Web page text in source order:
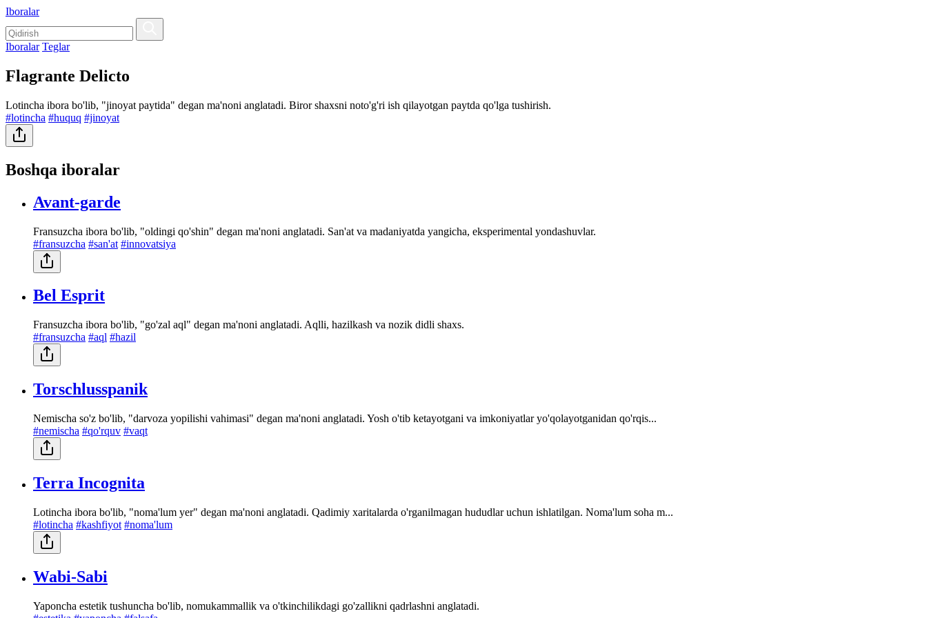
Iboralar
Iboralar Teglar
Flagrante Delicto
Lotincha ibora bo'lib, "jinoyat paytida" degan ma'noni anglatadi. Biror shaxsni noto'g'ri ish qilayotgan paytda qo'lga tushirish.
#lotincha #huquq #jinoyat
Boshqa iboralar
Avant-garde
Fransuzcha ibora bo'lib, "oldingi qo'shin" degan ma'noni anglatadi. San'at va madaniyatda yangicha, eksperimental yondashuvlar.
#fransuzcha #san'at #innovatsiya
Bel Esprit
Fransuzcha ibora bo'lib, "go'zal aql" degan ma'noni anglatadi. Aqlli, hazilkash va nozik didli shaxs.
#fransuzcha #aql #hazil
Torschlusspanik
Nemischa so'z bo'lib, "darvoza yopilishi vahimasi" degan ma'noni anglatadi. Yosh o'tib ketayotgani va imkoniyatlar yo'qolayotganidan qo'rqis...
#nemischa #qo'rquv #vaqt
Terra Incognita
Lotincha ibora bo'lib, "noma'lum yer" degan ma'noni anglatadi. Qadimiy xaritalarda o'rganilmagan hududlar uchun ishlatilgan. Noma'lum soha m...
#lotincha #kashfiyot #noma'lum
Wabi-Sabi
Yaponcha estetik tushuncha bo'lib, nomukammallik va o'tkinchilikdagi go'zallikni qadrlashni anglatadi.